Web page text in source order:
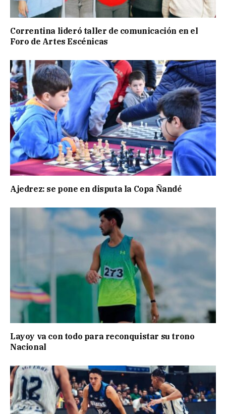
Correntina lideró taller de comunicación en el
Foro de Artes Escénicas
Ajedrez: se pone en disputa la Copa Ñandé
Layoy va con todo para reconquistar su trono
Nacional